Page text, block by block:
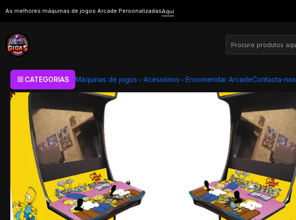
CATEGORIAS Máquinas de jogos Acessórios Encomendar ArcadeContacta-nos
As melhores máquinas de jogos Arcade PersonalizadasAqui
Início Máquinas de jogos Máquinas Arcade Arcade Premium Ultra